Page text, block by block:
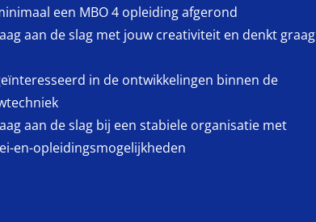
een MBO 4 opleiding afgerond
aan de slag met jouw creativiteit en denkt graag
in de ontwikkelingen binnen de
aan de slag bij een stabiele organisatie met
en-opleidingsmogelijkheden